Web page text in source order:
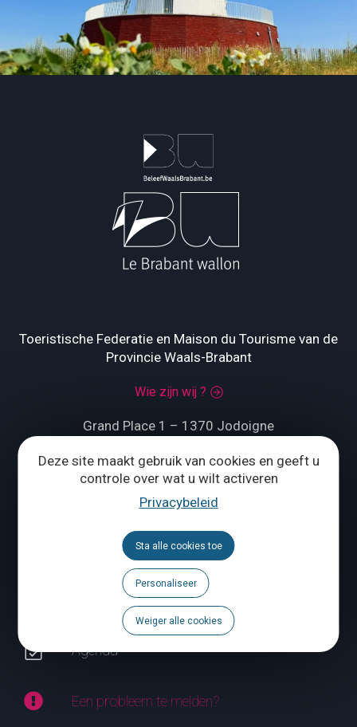
Deze site maakt gebruik van cookies en geeft u
controle over wat u wilt activeren
Privacybeleid
Sta alle cookies toe
Personaliseer
Weiger alle cookies
Toeristische Federatie en Maison du Tourisme van de
Provincie Waals-Brabant
Wie zijn wij ?
Grand Place 1 – 1370 Jodoigne
Tél.+32 (0) 10 56 09 70
Volg ons
Brochures
Agenda
Een probleem te melden?